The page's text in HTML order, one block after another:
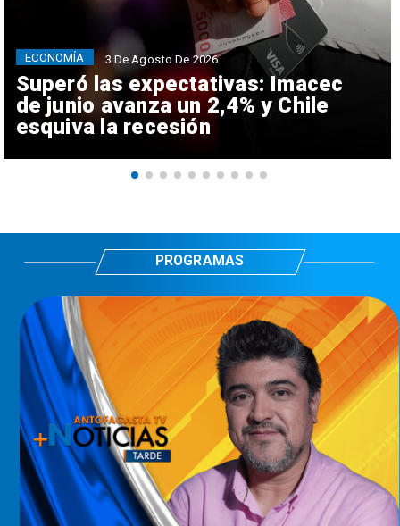
Superó las expectativas: Imacec
de junio avanza un 2,4% y Chile
esquiva la recesión
ECONOMÍA 3 De Agosto De 2026
PROGRAMAS